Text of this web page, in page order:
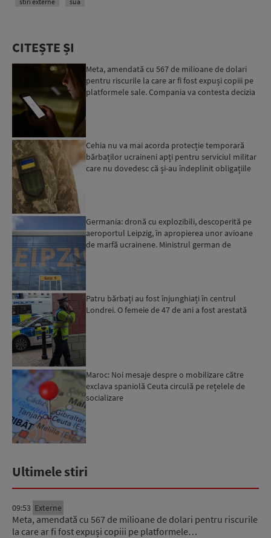
CITEȘTE ȘI
Meta, amendată cu 567 de milioane de dolari
pentru riscurile la care ar fi fost expuși copiii pe
platformele sale. Compania va contesta decizia
Cehia nu va mai acorda protecție temporară
bărbaților ucraineni apți pentru serviciul militar
care nu dovedesc că și-au îndeplinit obligațiile
Germania: dronă cu explozibili, descoperită pe
aeroportul Leipzig, în apropierea unor avioane
de marfă ucrainene. Ministrul german de
Patru bărbați au fost înjunghiați în centrul
Londrei. O femeie de 47 de ani a fost arestată
Maroc: Noi mesaje despre o mobilizare către
exclava spaniolă Ceuta circulă pe rețelele de
socializare
Ultimele stiri
09:53 Externe
Meta, amendată cu 567 de milioane de dolari pentru riscurile
la care ar fi fost expuși copiii pe platformele…